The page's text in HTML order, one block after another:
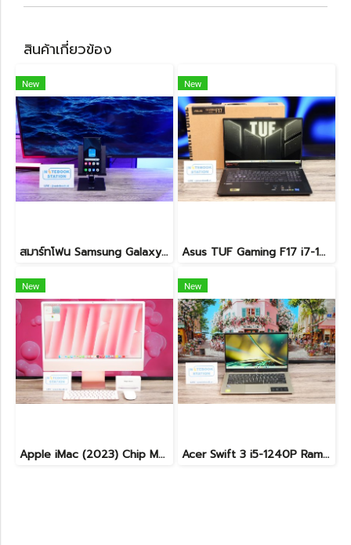
สินค้าเกี่ยวข้อง
New
สมาร์ทโฟน Samsung Galaxy S24 ULTRA (12+256GB) BLACK (5G) เครื่องสวย มาพร้อมปากกา S Pen พร้อมใช้งาน อุปกรณ์แท้ครบกล่อง ขายเพียง 18,990.- เท่านั้น
New
Asus TUF Gaming F17 i7-12700H RTX4050 Ram16 SSD512 จอ17.3 144Hz เครื่องสวย จอใหญ่ สเปคแรง ครบกล่อง เพียง 34,990.-เท่านั้น
New
Apple iMac (2023) Chip M3 Ram8GB SSD256GB จอขนาด 24นิ้ว ความชัดระดับ Retina 4.5k จอภาพสวย สเปคสูง อุปกรณ์ครบเซ็ต ราคาสุดคุ้มเพียง 32,990.-
New
Acer Swift 3 i5-1240P Ram8 SSD512 จอ14 2k IPS สเปคสูง คีย์บอร์ดไฟ ดีไซน์สวย เรียบหรู บางเบา เครื่องพร้อมใช้งาน ขายเพียง 12,990.-